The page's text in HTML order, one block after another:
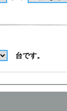
台です。